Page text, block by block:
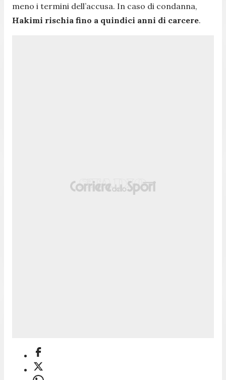
meno i termini dell’accusa. In caso di condanna,
Hakimi rischia fino a quindici anni di carcere.